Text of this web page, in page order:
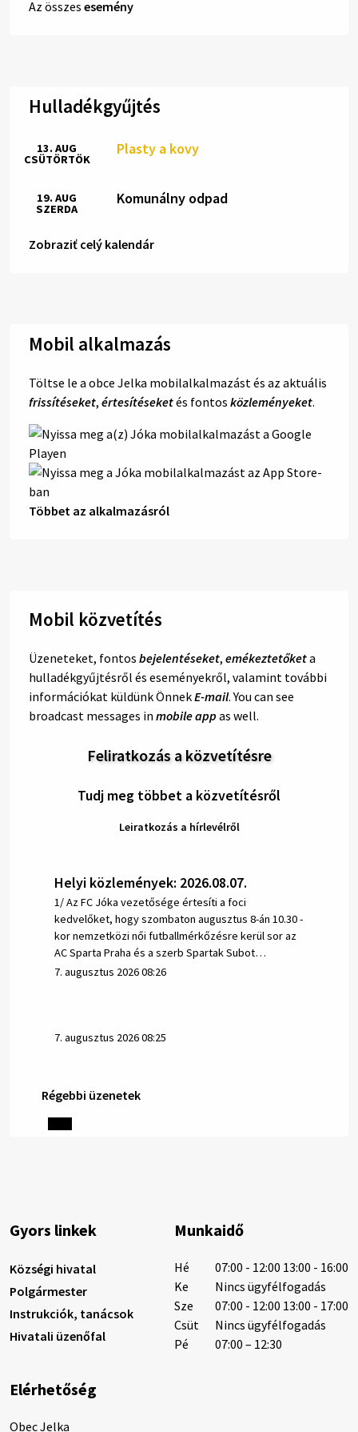
Az összes esemény
Hulladékgyűjtés
Plasty a kovy
13. AUG
CSÜTÖRTÖK
Komunálny odpad
19. AUG
SZERDA
Zobraziť celý kalendár
Mobil alkalmazás
Töltse le a obce Jelka mobilalkalmazást és az aktuális
frissítéseket, értesítéseketés fontos közleményeket.
Többet az alkalmazásról
Mobil közvetítés
Üzeneteket, fontos bejelentéseket, emékeztetőketa
hulladékgyűjtésről és eseményekről, valamint további
információkat küldünk ÖnnekE-mail. You can see
broadcast messages in mobile app as well.
Feliratkozás a közvetítésre
Tudj meg többet a közvetítésről
Leiratkozás a hírlevélről
Helyi közlemények: 2026.08.07.
1/ Az FC Jóka vezetősége értesíti a foci
kedvelőket, hogy szombaton augusztus 8-án 10.30 -
kor nemzetközi női futballmérkőzésre kerül sor az
AC Sparta Praha és a szerb Spartak Subot…
7. augusztus 2026 08:26
7. augusztus 2026 08:25
Helyi közlemények: 2026.08.06.
1/ AZ IVÓVÍZ NEM MAGÁTÓL ÉRTETŐDŐ. A tartós
Helyi közlemények: 2026.08.05.
Gyászhirdetés: 2026.08.05. 1/ Tisztelt Lakosság!
temetési szertartás 2026. augusztus …
Régebbi üzenetek
Gyors linkek
Községi hivatal
Polgármester
Instrukciók, tanácsok
Hivatali üzenőfal
Munkaidő
Hé
07:00 - 12:00 13:00 - 16:00
Ke
Nincs ügyfélfogadás
Sze
07:00 - 12:00 13:00 - 17:00
Csüt
Nincs ügyfélfogadás
Pé
07:00 – 12:30
Elérhetőség
Obec Jelka